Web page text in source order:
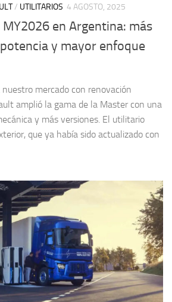
/ UTILITARIOS 4 AGOSTO, 2025
en Argentina: más
y mayor enfoque
nuestro mercado con renovación
amplió la gama de la Master con una
y más versiones. El utilitario
que ya había sido actualizado con